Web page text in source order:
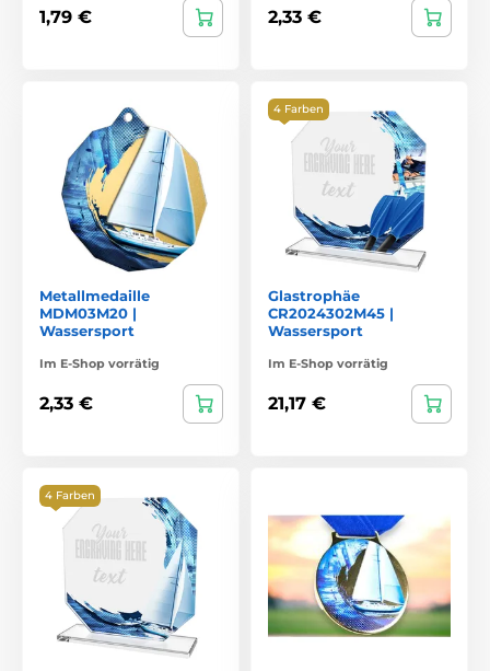
1,79 € 2,33 €
Metallmedaille
MDM03M20 |
Wassersport
Im E-Shop vorrätig
2,33 €
4 Farben
Glastrophäe
CR2024302M45 |
Wassersport
Im E-Shop vorrätig
21,17 €
4 Farben